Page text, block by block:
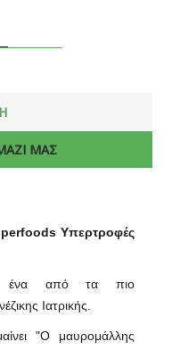
ΜΑΣ
Υπερτροφές
ένα από τα πιο
Ιατρικής.
"Ο μαυρομάλλης